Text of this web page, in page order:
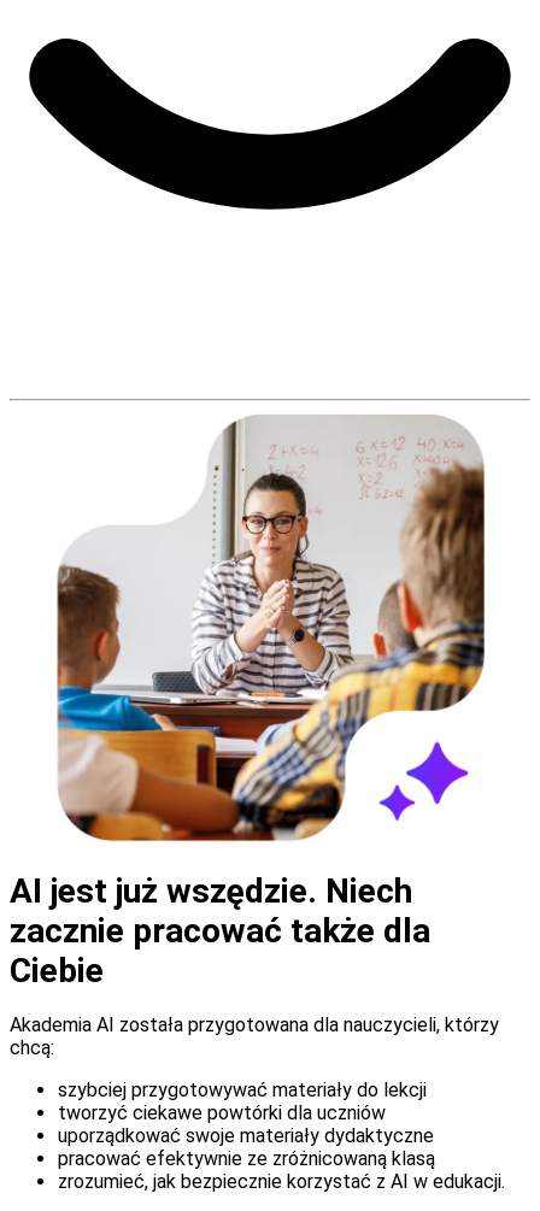
AI jest już wszędzie. Niech
zacznie pracować także dla
Ciebie
Akademia AI została przygotowana dla nauczycieli, którzy
chcą:
szybciej przygotowywać materiały do lekcji
tworzyć ciekawe powtórki dla uczniów
uporządkować swoje materiały dydaktyczne
pracować efektywnie ze zróżnicowaną klasą
zrozumieć, jak bezpiecznie korzystać z AI w edukacji.